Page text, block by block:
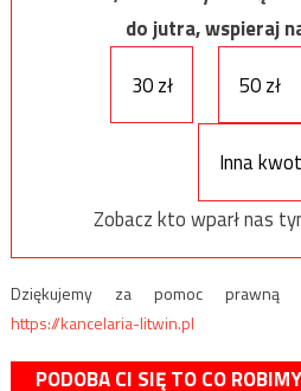
do jutra, wspieraj
30 zł
50 zł
Inna
Zobacz kto wparł nas
Dziękujemy za pomoc prawną
https://kancelaria-litwin.pl
PODOBA CI SIĘ TO CO